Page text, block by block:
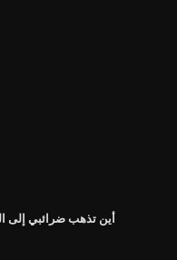
أين تذهب ضرائبي إلى